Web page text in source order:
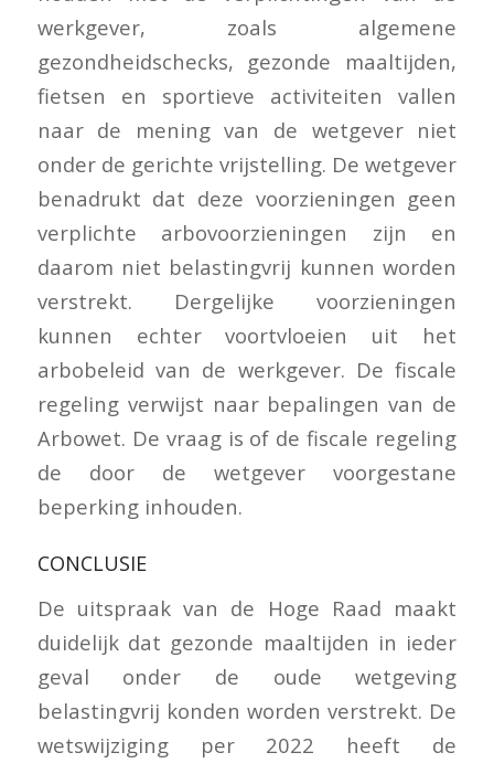
werkgever, zoals algemene
gezondheidschecks, gezonde maaltijden,
fietsen en sportieve activiteiten vallen
naar de mening van de wetgever niet
onder de gerichte vrijstelling. De wetgever
benadrukt dat deze voorzieningen geen
verplichte arbovoorzieningen zijn en
daarom niet belastingvrij kunnen worden
verstrekt. Dergelijke voorzieningen
kunnen echter voortvloeien uit het
arbobeleid van de werkgever. De fiscale
regeling verwijst naar bepalingen van de
Arbowet. De vraag is of de fiscale regeling
de door de wetgever voorgestane
beperking inhouden.
CONCLUSIE
De uitspraak van de Hoge Raad maakt
duidelijk dat gezonde maaltijden in ieder
geval onder de oude wetgeving
belastingvrij konden worden verstrekt. De
wetswijziging per 2022 heeft de